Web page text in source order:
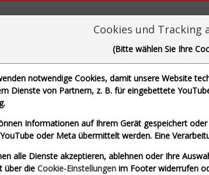
Bayerische Motoren Werke AG und 1
(ADRs) (Echtzeit USD) Airbus SE
Werke AG (Echtzeit Euro) SAP SE
Cookies und Tracking
(Bitte wählen Sie Ihre
notwendige Cookies, damit unsere Website
Dienste von Partnern, z. B. für eingebettete
Informationen auf Ihrem Gerät gespeichert
oder Meta übermittelt werden. Eine
alle Dienste akzeptieren, ablehnen oder Ihre
über die Cookie-Einstellungen im Footer widerrufen